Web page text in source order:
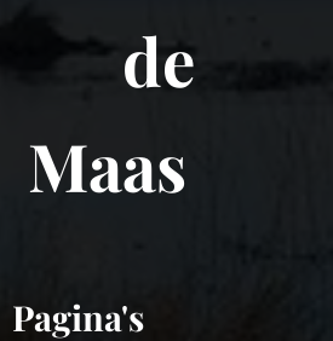
de
Maas
Pagina's